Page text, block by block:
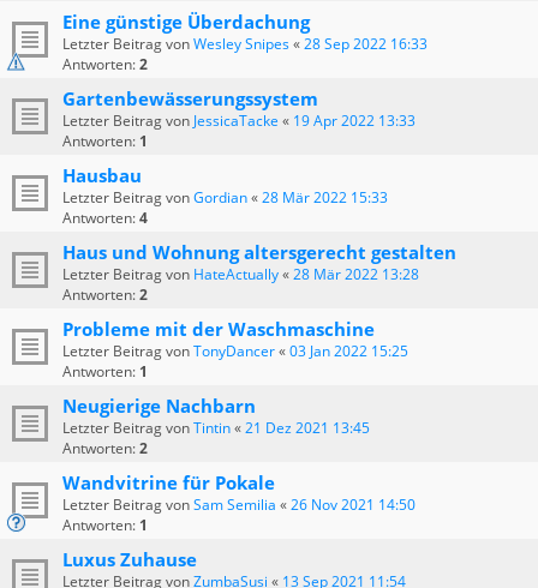
Eine günstige Überdachung
Letzter Beitrag vonWesley Snipes«28 Sep 2022 16:33
Antworten:2
Gartenbewässerungssystem
Letzter Beitrag vonJessicaTacke « 19 Apr 2022 13:33
Antworten: 1
Hausbau
Letzter Beitrag vonGordian«28 Mär 2022 15:33
Antworten:4
Haus und Wohnung altersgerecht gestalten
Letzter Beitrag von HateActually«28 Mär 2022 13:28
Antworten:2
Probleme mit der Waschmaschine
Letzter Beitrag vonTonyDancer«03 Jan 2022 15:25
Antworten: 1
Neugierige Nachbarn
Letzter Beitrag vonTintin«21 Dez 2021 13:45
Antworten:2
Wandvitrine für Pokale
Letzter Beitrag vonSam Semilia «26 Nov 2021 14:50
Antworten: 1
Luxus Zuhause
Letzter Beitrag vonZumbaSusi « 13 Sep 2021 11:54